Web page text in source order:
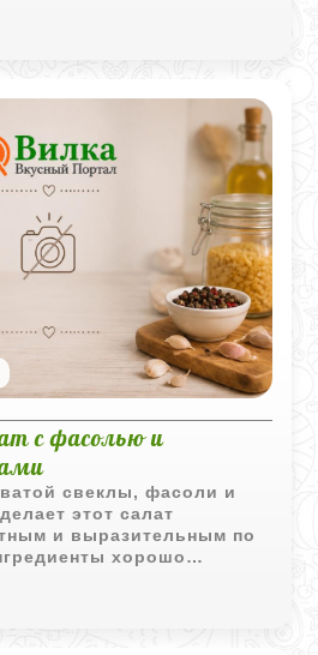
с фасолью и
свеклы, фасоли и
этот салат
и выразительным по
хорошо
и подходят для